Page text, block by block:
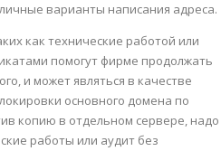
варианты написания адреса.
как технические работой или
помогут фирме продолжать
и может являться в качестве
основного домена по
копию в отдельном сервере, надо
работы или аудит без